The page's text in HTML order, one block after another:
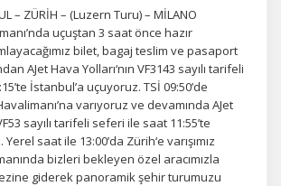
– ZÜRİH – (Luzern Turu) – MİLANO
uçuştan 3 saat önce hazır
bilet, bagaj teslim ve pasaport
AJet Hava Yolları‘nın VF3143 sayılı tarifeli
İstanbul’a uçuyoruz. TSİ 09:50’de
varıyoruz ve devamında AJet
sayılı tarifeli seferi ile saat 11:55’te
saat ile 13:00’da Zürih‘e varışımız
bizleri bekleyen özel aracımızla
giderek panoramik şehir turumuzu